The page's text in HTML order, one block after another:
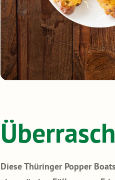
Diese Thüringer Popper